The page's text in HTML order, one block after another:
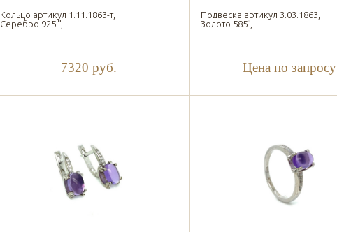
Кольцо артикул 1.11.1863-т,
Серебро 925 °,
7320 руб.
Подвеска артикул 3.03.1863,
Золото 585°,
Цена по запросу